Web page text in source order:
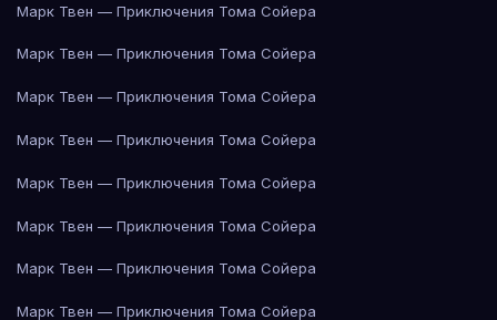
Марк Твен — Приключения Тома Сойера
Марк Твен — Приключения Тома Сойера
Марк Твен — Приключения Тома Сойера
Марк Твен — Приключения Тома Сойера
Марк Твен — Приключения Тома Сойера
Марк Твен — Приключения Тома Сойера
Марк Твен — Приключения Тома Сойера
Марк Твен — Приключения Тома Сойера